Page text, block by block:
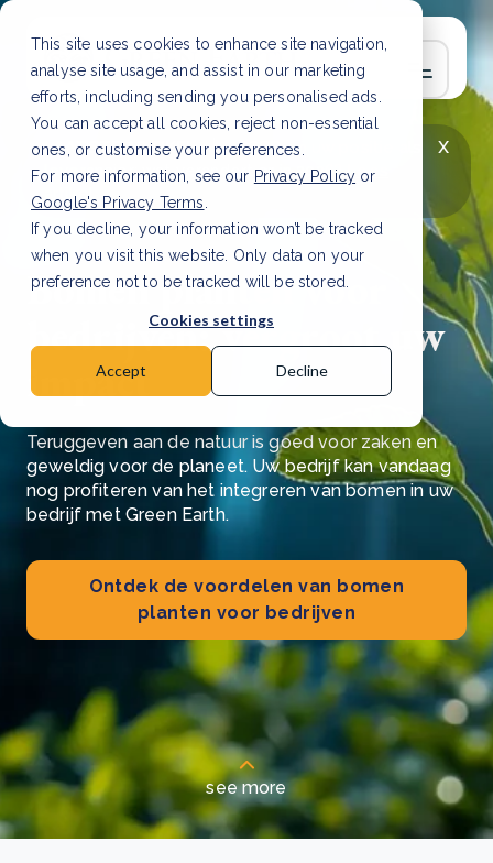
This site uses cookies to enhance site navigation,
analyse site usage, and assist in our marketing
efforts, including sending you personalised ads.
You can accept all cookies, reject non-essential
ones, or customise your preferences.
For more information, see our Privacy Policy or
Google's Privacy Terms
If you decline, your information won’t be tracked
when you visit this website. Only data on your
preference not to be tracked will be stored.
Cookies settings
Accept Decline
x
LAATSTE ARTIKEL
CSRD en uw positie als
leverancier: wat verandert er in 2026?Lees
artikel
Bomen planten voor
bedrijven: vergroot uw
impact
Teruggeven aan de natuur is goed voor zaken en
geweldig voor de planeet. Uw bedrijf kan vandaag
nog profiteren van het integreren van bomen in uw
bedrijf met Green Earth.
Ontdek de voordelen van bomen
planten voor bedrijven
see more